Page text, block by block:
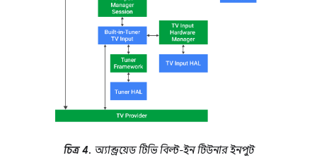
চিত্র 4. অ্যান্ড্রয়েড টিভি বিল্ট-ইন টিউনার ইনপুট